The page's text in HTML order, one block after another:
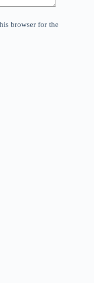
browser for the